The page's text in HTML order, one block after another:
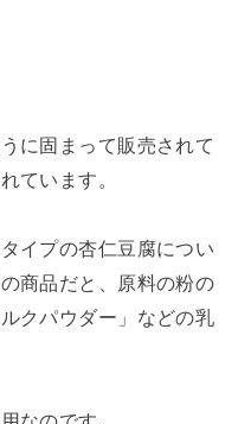
に固まって販売されて
ています。
イプの杏仁豆腐につい
商品だと、原料の粉の
クパウダー」などの乳